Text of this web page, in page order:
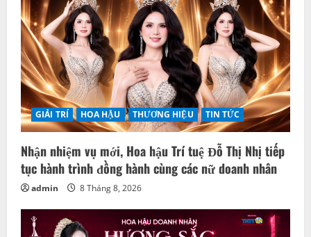
GIẢI TRÍ HOA HẬU THƯƠNG HIỆU TIN TỨC
Nhận nhiệm vụ mới, Hoa hậu Trí tuệ Đỗ Thị Nhị tiếp
tục hành trình đồng hành cùng các nữ doanh nhân
admin 8 Tháng 8, 2026